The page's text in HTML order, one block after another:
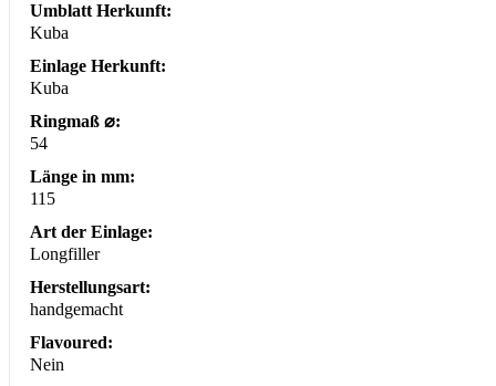
Umblatt Herkunft:
Kuba
Einlage Herkunft:
Kuba
Ringmaß ⌀:
54
Länge in mm:
115
Art der Einlage:
Longfiller
Herstellungsart:
handgemacht
Flavoured:
Nein